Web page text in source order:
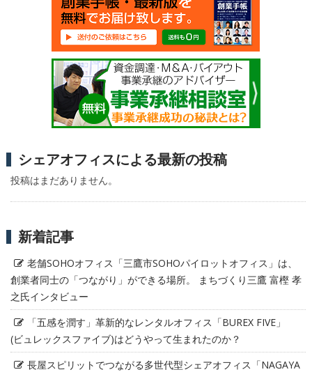
シェアオフィスによる最新の投稿
投稿はまだありません。
新着記事
老舗SOHOオフィス「三鷹市SOHOパイロットオフィス」は、
創業者同士の「つながり」ができる場所。 まちづくり三鷹 富樫 孝
之氏インタビュー
「五感を潤す」革新的なレンタルオフィス「BUREX FIVE」
(ビュレックスファイブ)はどうやって生まれたのか？
長屋スピリットでつながる多世代型シェアオフィス「NAGAYA